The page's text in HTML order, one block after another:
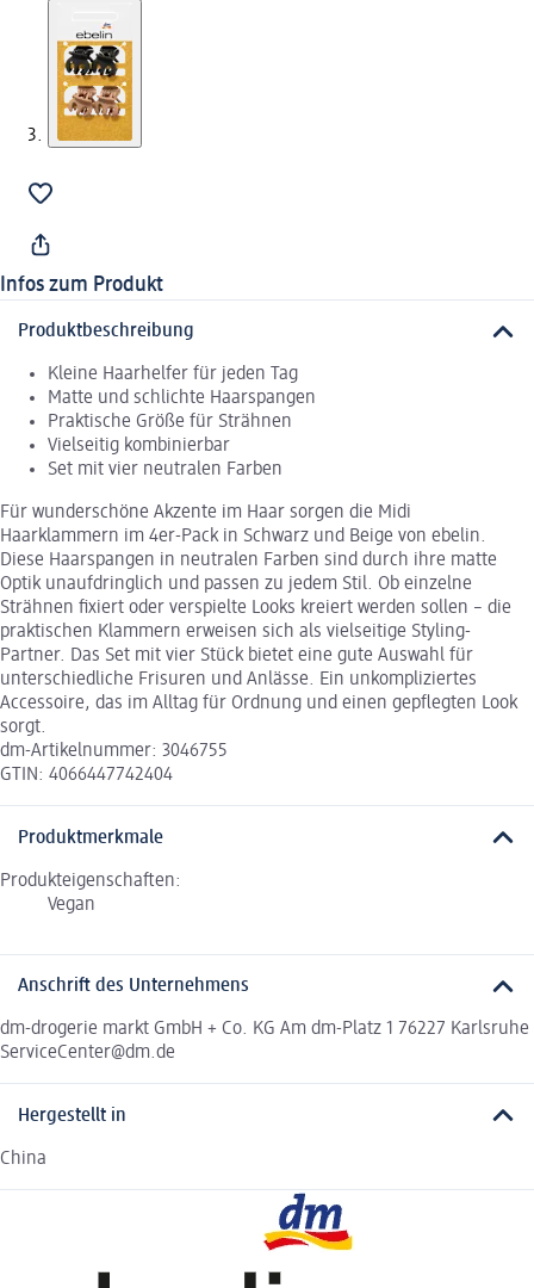
Infos zum Produkt
Produktbeschreibung
Kleine Haarhelfer für jeden Tag
Matte und schlichte Haarspangen
Praktische Größe für Strähnen
Vielseitig kombinierbar
Set mit vier neutralen Farben
Für wunderschöne Akzente im Haar sorgen die Midi
Haarklammern im 4er-Pack in Schwarz und Beige von ebelin.
Diese Haarspangen in neutralen Farben sind durch ihre matte
Optik unaufdringlich und passen zu jedem Stil. Ob einzelne
Strähnen fixiert oder verspielte Looks kreiert werden sollen – die
praktischen Klammern erweisen sich als vielseitige Styling-
Partner. Das Set mit vier Stück bietet eine gute Auswahl für
unterschiedliche Frisuren und Anlässe. Ein unkompliziertes
Accessoire, das im Alltag für Ordnung und einen gepflegten Look
sorgt.
dm-Artikelnummer: 3046755
GTIN: 4066447742404
Produktmerkmale
Produkteigenschaften:
Vegan
Anschrift des Unternehmens
dm-drogerie markt GmbH + Co. KG Am dm-Platz 1 76227 Karlsruhe
ServiceCenter@dm.de
Hergestellt in
China